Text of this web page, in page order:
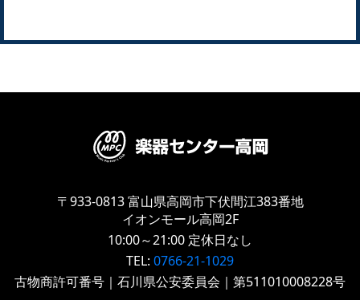
〒933-0813 富山県高岡市下伏間江383番地
イオンモール高岡2F
10:00～21:00 定休日なし
TEL: 0766-21-1029
古物商許可番号｜石川県公安委員会｜第511010008228号